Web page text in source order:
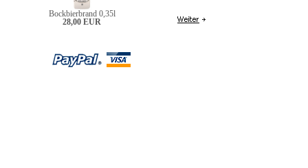
Bockbierbrand 0,35l
28,00 EUR